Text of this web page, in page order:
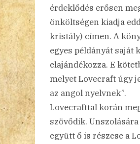
érdeklődés erősen
önköltségen kiadja
kristály) címen. A
egyes példányát saját
elajándékozza. E
melyet Lovecraft úgy
az angol nyelvnek”.
Lovecrafttal korán
szövődik.
együtt ő is részese a